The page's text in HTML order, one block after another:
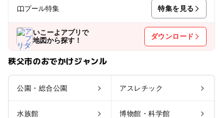
プール特集 特集を見る
いこーよアプリで
地図から探す！
ダウンロード
秩父市のおでかけジャンル
公園・総合公園 アスレチック
水族館 博物館・科学館